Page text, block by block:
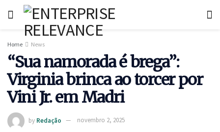
Home News
“Sua namorada é brega”:
Virginia brinca ao torcer por
Vini Jr. em Madri
by Redação novembro 2, 2025